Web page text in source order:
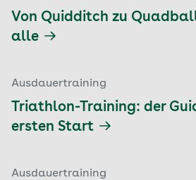
Von Quidditch zu
alle
Ausdauertraining
Triathlon-Training: der
ersten Start
Ausdauertraining